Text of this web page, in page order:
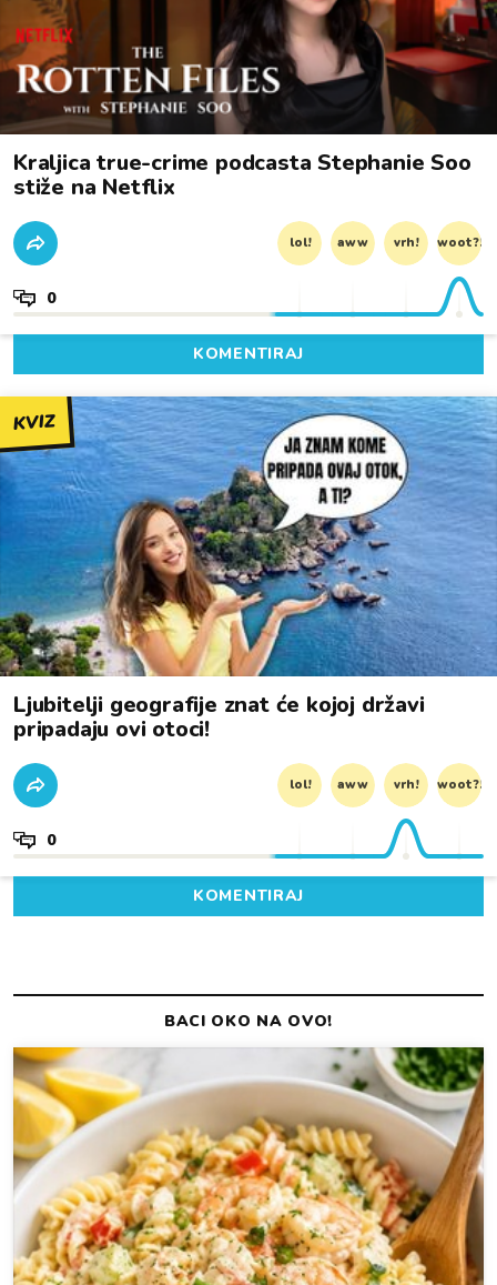
Kraljica true-crime podcasta Stephanie Soo
stiže na Netflix
lol! aww vrh! woot?!
0
KOMENTIRAJ
KVIZ
Ljubitelji geografije znat će kojoj državi
pripadaju ovi otoci!
lol! aww vrh! woot?!
0
KOMENTIRAJ